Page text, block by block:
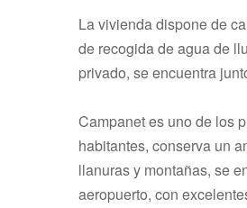
La vivienda dispone de
de recogida de agua de
privado, se encuentra
Campanet es uno de los
habitantes, conserva un
llanuras y montañas, se
aeropuerto, con